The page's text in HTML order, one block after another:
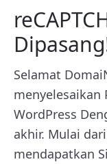
Selamat
menyelesaikan
WordPress
akhir. Mulai
mendapatkan